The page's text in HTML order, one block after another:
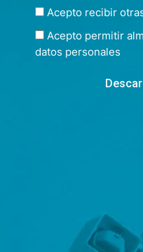
Acepto recibir
Acepto permitir
datos personales